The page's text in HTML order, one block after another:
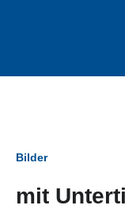
Bilder
mit